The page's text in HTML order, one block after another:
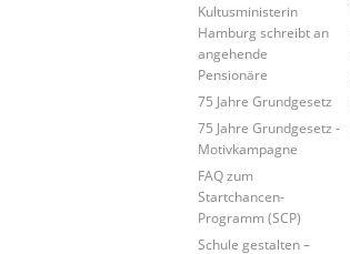
Kultusministerin
Hamburg schreibt an
angehende
Pensionäre
75 Jahre Grundgesetz
75 Jahre Grundgesetz -
Motivkampagne
FAQ zum
Startchancen-
Programm (SCP)
Schule gestalten –